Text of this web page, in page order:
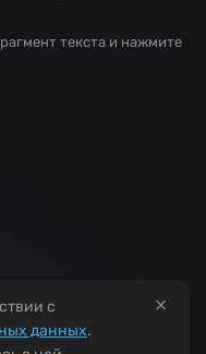
текста и нажмите
×
с
данных.